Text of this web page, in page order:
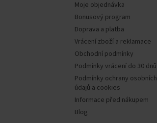
Moje objednávka
Bonusový program
Doprava a platba
Vrácení zboží a reklamace
Obchodní podmínky
Podmínky vrácení do 30 dnů
Podmínky ochrany osobních
údajů a cookies
Informace před nákupem
Blog